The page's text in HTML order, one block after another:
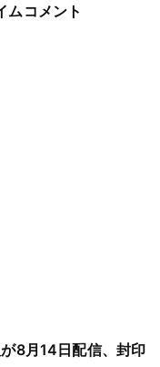
コメント
8月14日配信、封印